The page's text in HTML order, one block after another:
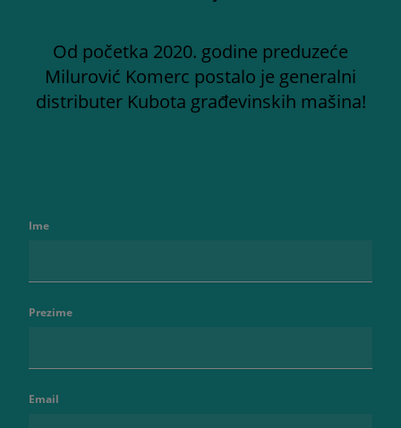
Od početka 2020. godine preduzeće
Milurović Komerc postalo je generalni
distributer Kubota građevinskih mašina!
Ime
Prezime
Email